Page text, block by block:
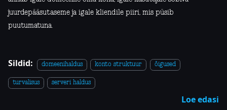
juurdepääsutaseme ja igale kliendile piiri, mis püsib
puutumatuna.
Sildid: domeenihaldus konto struktuur õigused
turvalisus serveri haldus
Loe edasi